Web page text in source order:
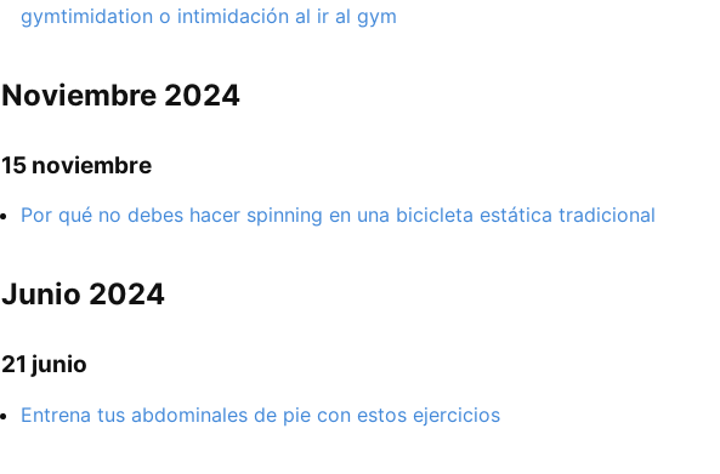
gymtimidation o intimidación al ir al gym
Noviembre 2024
15 noviembre
Por qué no debes hacer spinning en una bicicleta estática tradicional
Junio 2024
21 junio
Entrena tus abdominales de pie con estos ejercicios